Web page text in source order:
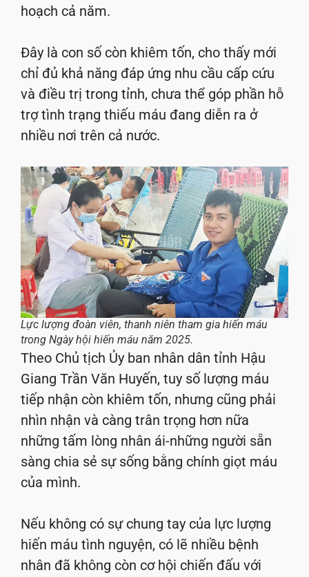
hoạch cả năm.
Đây là con số còn khiêm tốn, cho thấy mới
chỉ đủ khả năng đáp ứng nhu cầu cấp cứu
và điều trị trong tỉnh, chưa thể góp phần hỗ
trợ tình trạng thiếu máu đang diễn ra ở
nhiều nơi trên cả nước.
Lực lượng đoàn viên, thanh niên tham gia hiến máu
trong Ngày hội hiến máu năm 2025.
Theo Chủ tịch Ủy ban nhân dân tỉnh Hậu
Giang Trần Văn Huyến, tuy số lượng máu
tiếp nhận còn khiêm tốn, nhưng cũng phải
nhìn nhận và càng trân trọng hơn nữa
những tấm lòng nhân ái-những người sẵn
sàng chia sẻ sự sống bằng chính giọt máu
của mình.
Nếu không có sự chung tay của lực lượng
hiến máu tình nguyện, có lẽ nhiều bệnh
nhân đã không còn cơ hội chiến đấu với